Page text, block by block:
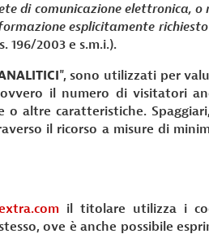
di comunicazione elettronica,
esplicitamente
196/2003 e s.m.i.).
", sono utilizzati per
il numero di visitatori
o altre caratteristiche.
il ricorso a misure di
il titolare utilizza i
ove è anche possibile